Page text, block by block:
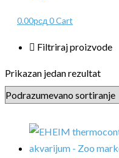
0.00рсд 0Cart
Filtriraj proizvode
Prikazan jedan rezultat